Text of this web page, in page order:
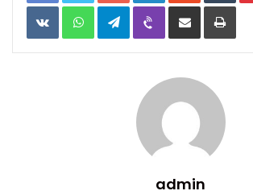
VKontakteWhatsAppTelegramViber Share
Email
Print
admin